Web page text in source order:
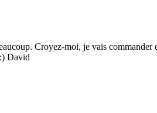
Croyez-moi, je vais
David